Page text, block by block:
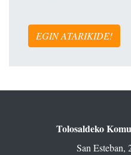
EGIN ATARIKIDE!
Tolosaldeko
San Esteban,